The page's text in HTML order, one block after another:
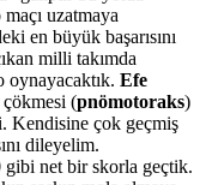
uzatmaya
en büyük başarısını
milli takımda
oynayacaktık. Efe
çökmesi (pnömotoraks)
Kendisine çok geçmiş
dileyelim.
gibi net bir skorla geçtik.